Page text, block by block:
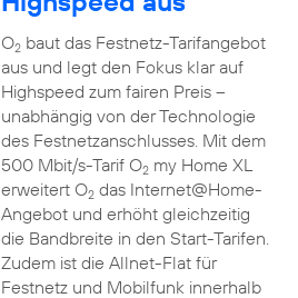
O2baut das Festnetz-Tarifangebot
aus und legt den Fokus klar auf
Highspeed zum fairen Preis –
unabhängig von der Technologie
des Festnetzanschlusses. Mit dem
500 Mbit/s-Tarif O2my Home XL
erweitert O2das Internet@Home-
Angebot und erhöht gleichzeitig
die Bandbreite in den Start-Tarifen.
Zudem ist die Allnet-Flat für
Festnetz und Mobilfunk innerhalb